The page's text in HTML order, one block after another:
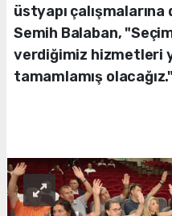
üstyapı
Semih Balaban,
verdiğimiz hizmetleri
tamamlamış